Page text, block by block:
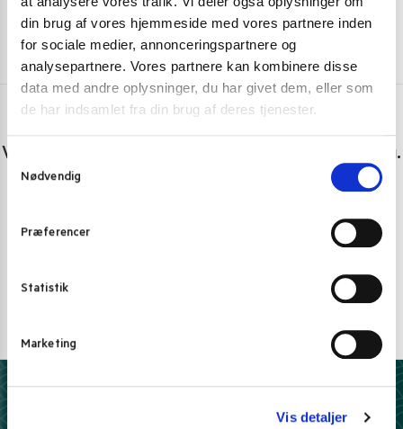
din brug af vores hjemmeside med vores partnere inden
for sociale medier, annonceringspartnere og
analysepartnere. Vores partnere kan kombinere disse
data med andre oplysninger, du har givet dem, eller som
de har indsamlet fra din brug af deres tjenester.
S
Nødvendig
Præferencer
Statistik
Marketing
Vis detaljer
Vi er lige her. Kundeservice sidder klar til at hjælpe dig.
Vi guider dig igennem asiatisk mad